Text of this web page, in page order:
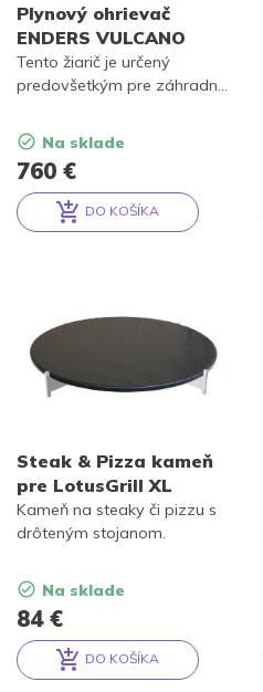
Plynový ohrievač
ENDERS VULCANO
760 €
Tento žiarič je určený
predovšetkým pre záhradné
a to ako pre profesionálny
catering, tak aj pre vašu
súkromnú párty.
Na sklade
DO KOŠÍKA
Steak & Pizza kameň
pre LotusGrill XL
84 €
Kameň na steaky či pizzu s
drôteným stojanom.
Na sklade
DO KOŠÍKA